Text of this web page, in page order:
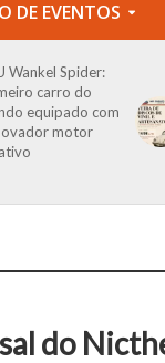
DE EVENTOS
Wankel Spider:
carro do
equipado com
motor
do